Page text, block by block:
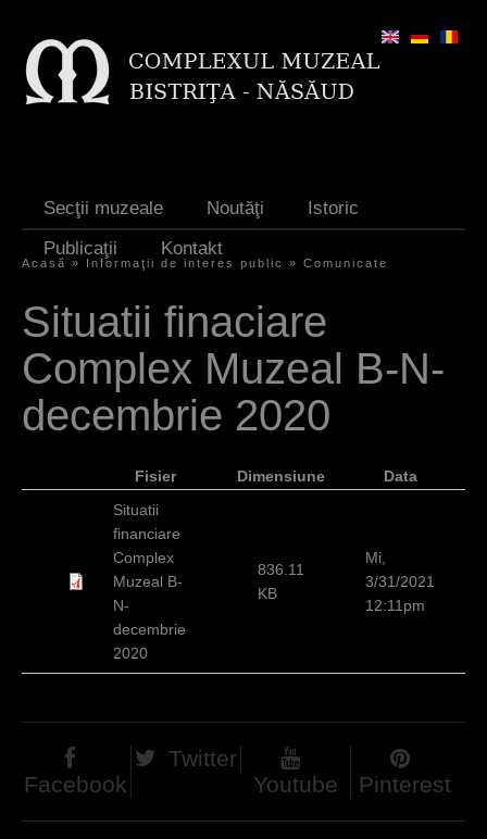
Secţii muzeale Noutăţi
Istoric
Publicaţii
Kontakt
i
e
s
i
Acasă » Informaţii de interes public » Comunicate
Situatii finaciare
Complex Muzeal B-N-
decembrie 2020
Fisier Dimensiune
Data
Situatii
financiare
Complex
Muzeal B-
N-
decembrie
2020
836.11
KB
Mi,
3/31/2021
12:11pm
Facebook
Twitter
Youtube
Pinterest